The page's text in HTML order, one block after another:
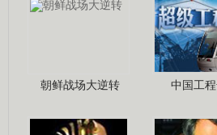
朝鲜战场大逆转 中国工